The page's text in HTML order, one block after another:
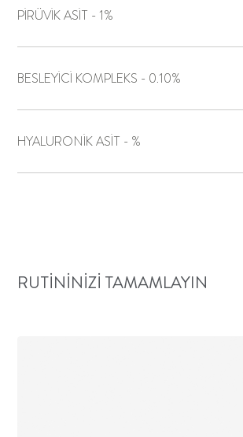
PİRÜVİK ASİT - 1%
BESLEYİCİ KOMPLEKS - 0.10%
HYALURONİK ASİT - %
RUTININIZI TAMAMLAYIN